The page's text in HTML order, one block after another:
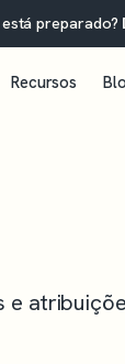
preparado?
Recursos
e